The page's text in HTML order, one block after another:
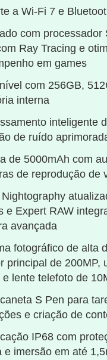
a Wi-Fi 7 e
com processador
Ray Tracing e
em games
com 256GB,
interna
inteligente
de ruído
de 5000mAh com
de reprodução de
e Expert RAW
avançada
fotográfico de alta
principal de 200MP,
e lente telefoto de
S Pen para
e criação de
IP68 com
e imersão em até